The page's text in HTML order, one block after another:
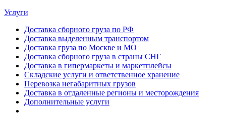
Услуги
Доставка сборного груза по РФ
Доставка выделенным транспортом
Доставка груза по Москве и МО
Доставка сборного груза в страны СНГ
Доставка в гипермаркеты и маркетплейсы
Складские услуги и ответственное хранение
Перевозка негабаритных грузов
Доставка в отдаленные регионы и месторождения
Дополнительные услуги